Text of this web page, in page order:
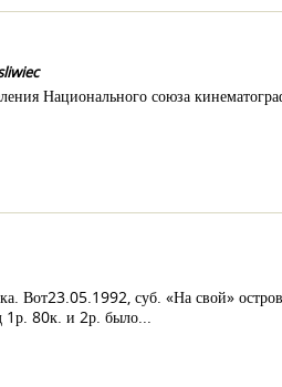
Национального союза
Вот23.05.1992, суб. «На свой»
1р. 80к. и 2р. было...